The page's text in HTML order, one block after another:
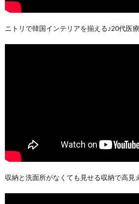
ニトリで韓国インテリアを揃える♪20代医
収納と洗面所がなくても見せる収納で高見